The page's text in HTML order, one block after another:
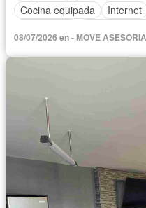
Cocina equipada
Internet
Completamente amueblado
08/07/2026 en - MOVE